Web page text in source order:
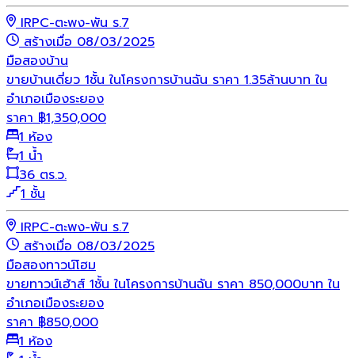
IRPC-ตะพง-พัน ร.7
สร้างเมื่อ 08/03/2025
มือสองบ้าน
ขายบ้านเดี่ยว 1ชั้น ในโครงการบ้านฉัน ราคา 1.35ล้านบาท ใน
อำเภอเมืองระยอง
ราคา ฿1,350,000
1 ห้อง
1 น้ำ
36 ตร.ว.
1 ชั้น
IRPC-ตะพง-พัน ร.7
สร้างเมื่อ 08/03/2025
มือสองทาวน์โฮม
ขายทาวน์เฮ้าส์ 1ชั้น ในโครงการบ้านฉัน ราคา 850,000บาท ใน
อำเภอเมืองระยอง
ราคา ฿850,000
1 ห้อง